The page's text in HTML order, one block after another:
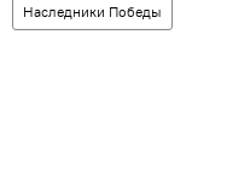
Наследники Победы